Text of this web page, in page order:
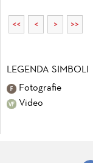
<< < > >>
LEGENDA SIMBOLI
Fotografie
Video